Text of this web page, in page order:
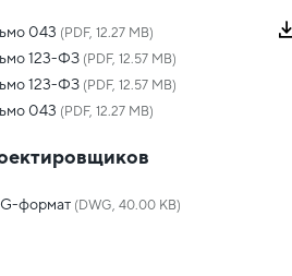
043 (PDF, 12.27 MB)
123-ФЗ (PDF, 12.57 MB)
123-ФЗ (PDF, 12.57 MB)
043 (PDF, 12.27 MB)
формат (DWG, 40.00 KB)